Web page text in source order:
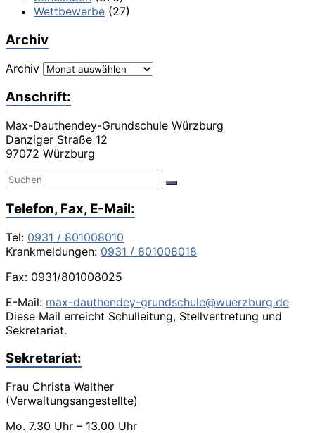
Wettbewerbe (27)
Archiv
Archiv
Anschrift:
Max-Dauthendey-Grundschule Würzburg
Danziger Straße 12
97072 Würzburg
Telefon, Fax, E-Mail:
Tel: 0931 / 801008010
Krankmeldungen: 0931 / 801008018
Fax: 0931/801008025
E-Mail: max-dauthendey-grundschule@wuerzburg.de
Diese Mail erreicht Schulleitung, Stellvertretung und
Sekretariat.
Sekretariat:
Frau Christa Walther
(Verwaltungsangestellte)
Mo. 7.30 Uhr – 13.00 Uhr